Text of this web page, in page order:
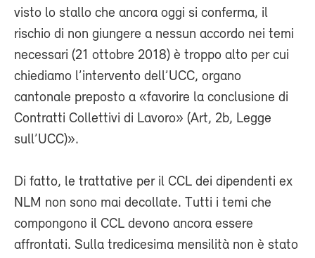
visto lo stallo che ancora oggi si conferma, il
rischio di non giungere a nessun accordo nei temi
necessari (21 ottobre 2018) è troppo alto per cui
chiediamo l’intervento dell’UCC, organo
cantonale preposto a «favorire la conclusione di
Contratti Collettivi di Lavoro» (Art, 2b, Legge
sull’UCC)».
Di fatto, le trattative per il CCL dei dipendenti ex
NLM non sono mai decollate. Tutti i temi che
compongono il CCL devono ancora essere
affrontati. Sulla tredicesima mensilità non è stato